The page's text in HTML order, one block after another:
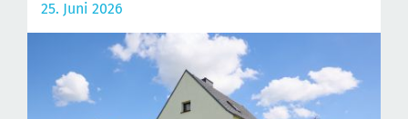
25. Juni 2026